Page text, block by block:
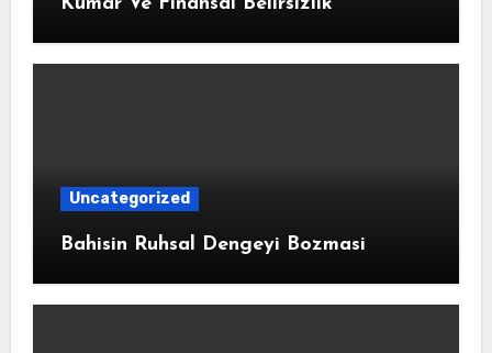
Uncategorized
Bahisin Ruhsal Dengeyi Bozmasi